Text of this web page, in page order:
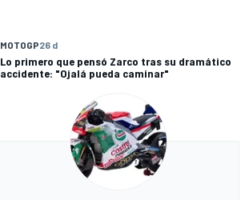
MOTOGP26 d
Lo primero que pensó Zarco tras su dramático
accidente: "Ojalá pueda caminar"